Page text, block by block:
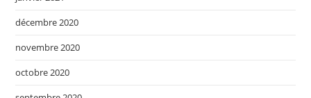
décembre 2020
novembre 2020
octobre 2020